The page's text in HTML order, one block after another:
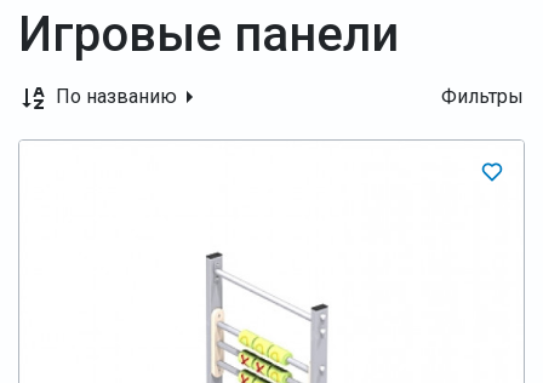
Игровые панели
По названию Фильтры